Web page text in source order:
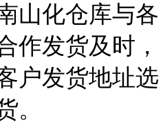
山化仓库与各
作发货及时，
户发货地址选
。